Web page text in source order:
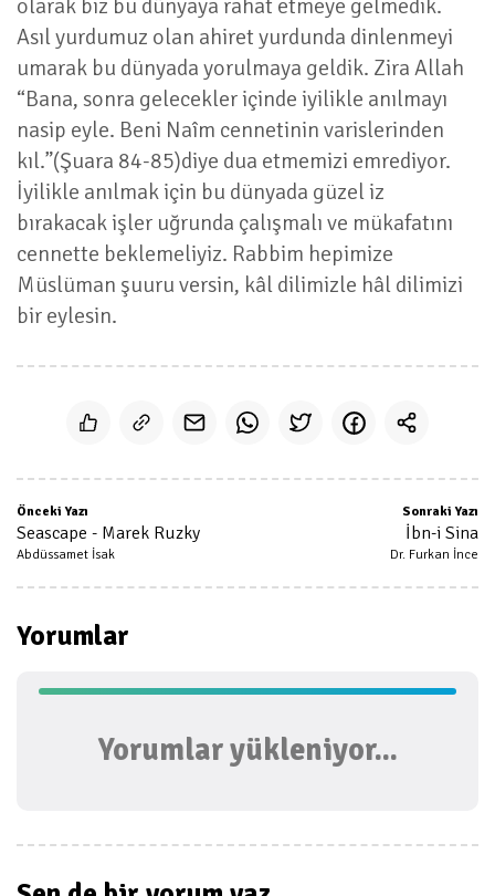
olarak biz bu dünyaya rahat etmeye gelmedik.
Asıl yurdumuz olan ahiret yurdunda dinlenmeyi
umarak bu dünyada yorulmaya geldik. Zira Allah
“Bana, sonra gelecekler içinde iyilikle anılmayı
nasip eyle. Beni Naîm cennetinin varislerinden
kıl.”(Şuara 84-85)diye dua etmemizi emrediyor.
İyilikle anılmak için bu dünyada güzel iz
bırakacak işler uğrunda çalışmalı ve mükafatını
cennette beklemeliyiz. Rabbim hepimize
Müslüman şuuru versin, kâl dilimizle hâl dilimizi
bir eylesin.
Önceki Yazı
Seascape - Marek Ruzky
Abdüssamet İsak
Sonraki Yazı
İbn-i Sina
Dr. Furkan İnce
Yorumlar
Yorumlar yükleniyor...